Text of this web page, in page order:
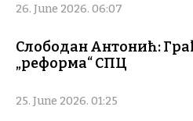
26. June 2026. 06:07
Слободан Антонић:
„реформа“ СПЦ
25. June 2026. 01:25